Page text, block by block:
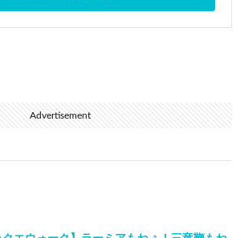
Advertisement